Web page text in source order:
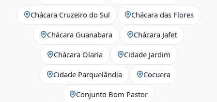
Chácara Cruzeiro do Sul Chácara das Flores
Chácara Guanabara Chácara Jafet
Chácara Olaria Cidade Jardim
Cidade Parquelândia Cocuera
Conjunto Bom Pastor